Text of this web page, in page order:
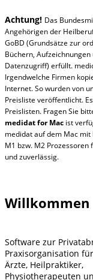
Achtung! Das
Angehörigen der
GoBD (Grundsätze zur
Büchern,
Datenzugriff) erfüllt.
Irgendwelche Firmen
Internet. So wurden von
Preisliste veröffentlicht.
Preislisten. Fragen Sie
medidat forMac ist
medidat auf dem Mac
M1 bzw. M2 Prozessoren
und zuverlässig.
Willkommen
Software zur
Praxisorganisation
Ärzte, Heilpraktiker,
Physiotherapeuten